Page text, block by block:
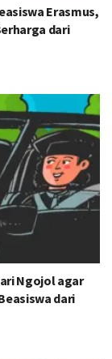
Erasmus,
dari
Ngojol agar
dari